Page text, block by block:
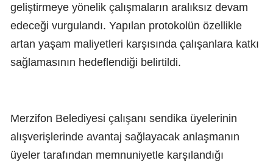
geliştirmeye yönelik çalışmaların aralıksız devam
edeceği vurgulandı. Yapılan protokolün özellikle
artan yaşam maliyetleri karşısında çalışanlara katkı
sağlamasının hedeflendiği belirtildi.
Merzifon Belediyesi çalışanı sendika üyelerinin
alışverişlerinde avantaj sağlayacak anlaşmanın
üyeler tarafından memnuniyetle karşılandığı